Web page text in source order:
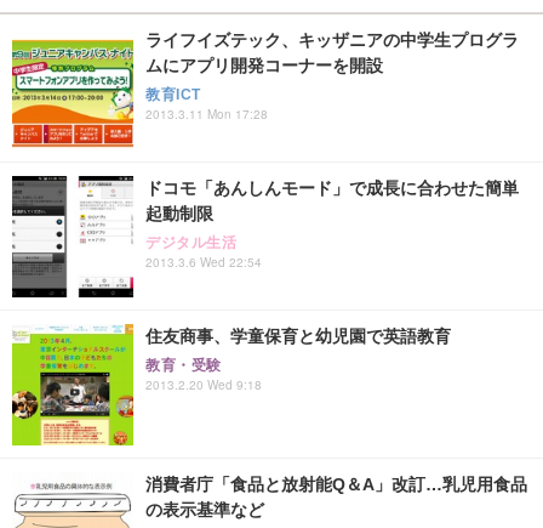
ライフイズテック、キッザニアの中学生プログラ
ムにアプリ開発コーナーを開設
教育ICT
2013.3.11 Mon 17:28
ドコモ「あんしんモード」で成長に合わせた簡単
起動制限
デジタル生活
2013.3.6 Wed 22:54
住友商事、学童保育と幼児園で英語教育
教育・受験
2013.2.20 Wed 9:18
消費者庁「食品と放射能Q＆A」改訂…乳児用食品
の表示基準など